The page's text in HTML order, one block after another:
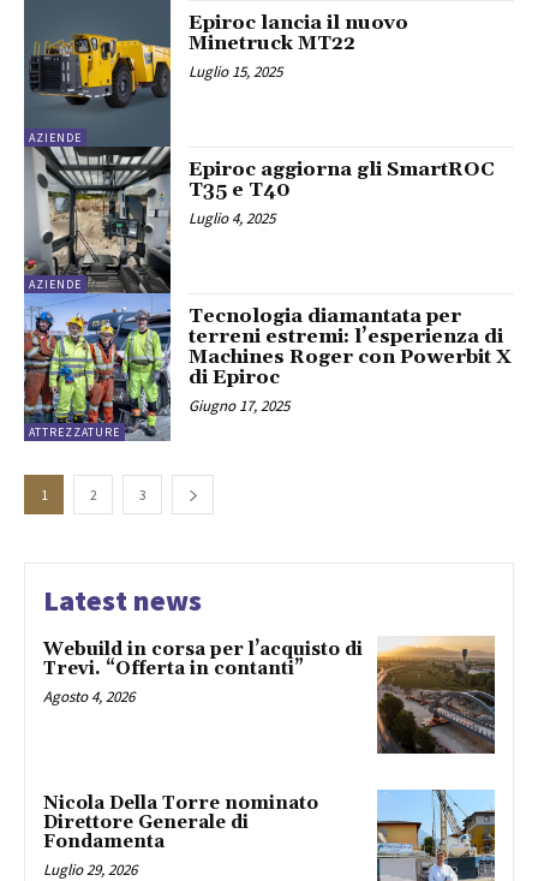
AZIENDE
Epiroc lancia il nuovo
Minetruck MT22
Luglio 15, 2025
AZIENDE
Epiroc aggiorna gli SmartROC
T35 e T40
Luglio 4, 2025
ATTREZZATURE
Tecnologia diamantata per
terreni estremi: l’esperienza di
Machines Roger con Powerbit X
di Epiroc
Giugno 17, 2025
1 2 3
Latest news
Webuild in corsa per l’acquisto di
Trevi. “Offerta in contanti”
Agosto 4, 2026
Nicola Della Torre nominato
Direttore Generale di
Fondamenta
Luglio 29, 2026